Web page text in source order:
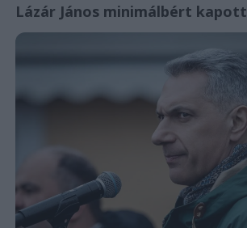
Lázár János minimálbért kapott